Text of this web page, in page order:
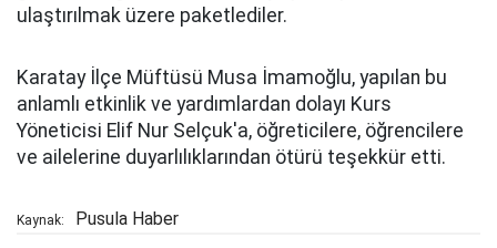
ulaştırılmak üzere paketlediler.
Karatay İlçe Müftüsü Musa İmamoğlu, yapılan bu
anlamlı etkinlik ve yardımlardan dolayı Kurs
Yöneticisi Elif Nur Selçuk'a, öğreticilere, öğrencilere
ve ailelerine duyarlılıklarından ötürü teşekkür etti.
Kaynak: Pusula Haber